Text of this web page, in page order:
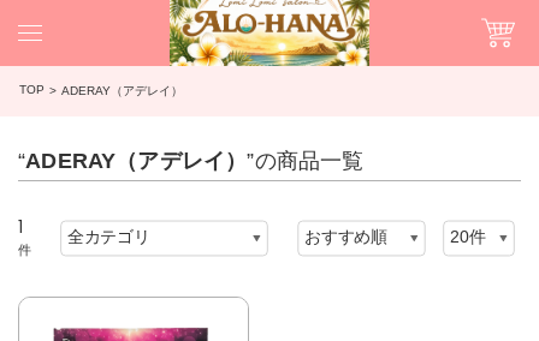
TOP ADERAY（アデレイ）
“ADERAY（アデレイ）”の商品一覧
1
件